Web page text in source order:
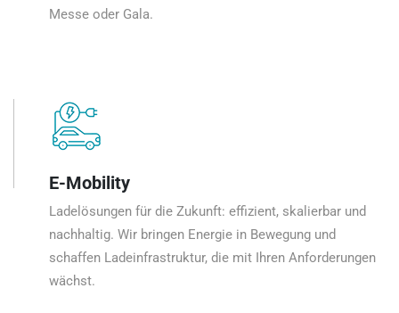
Messe oder Gala.
E-Mobility
Ladelösungen für die Zukunft: effizient, skalierbar und
nachhaltig. Wir bringen Energie in Bewegung und
schaffen Ladeinfrastruktur, die mit Ihren Anforderungen
wächst.